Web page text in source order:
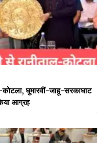
घुमारवीं-जाहू-सरकाघाट
आग्रह